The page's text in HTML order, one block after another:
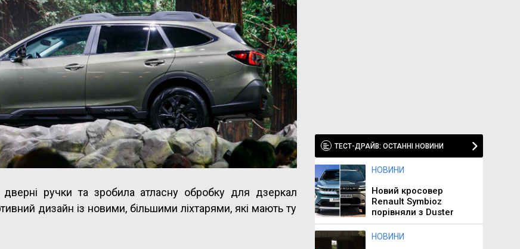
ручки та зробила атласну обробку для дзеркал
дизайн із новими, більшими ліхтарями, які мають ту
ТЕСТ-ДРАЙВ: ОСТАННІ НОВИНИ
НОВИНИ
Новий кросовер
Renault Symbioz
порівняли з Duster
НОВИНИ